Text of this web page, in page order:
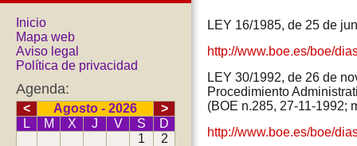
Inicio
Mapa web
Aviso legal
Política de privacidad
Agenda:
< Agosto - 2026
>
L
M X J V S
D
1
2
LEY 16/1985, de 25 de
http://www.boe.es/boe/
LEY 30/1992, de 26 de
Procedimiento
(BOE n.285, 27-11-1992;
http://www.boe.es/boe/